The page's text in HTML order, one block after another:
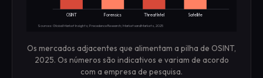
OSINT Forensics Threat Intel Satellite
Sources: Global Market Insights; Precedence Research; MarketsandMarkets, 2025
Os mercados adjacentes que alimentam a pilha de OSINT,
2025. Os números são indicativos e variam de acordo
com a empresa de pesquisa.